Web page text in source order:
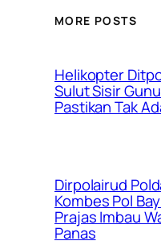
MORE POSTS
Helikopter
Sulut Sisir
Pastikan Tak
Dirpolairud
Kombes Pol
Prajas Imbau
Panas